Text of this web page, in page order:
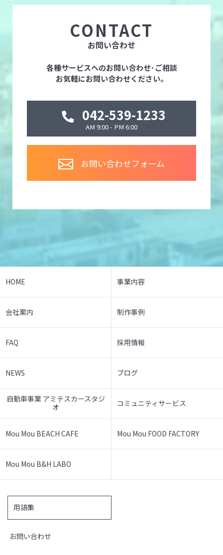
CONTACT
お問い合わせ
各種サービスへのお問い合わせ･ご相談
お気軽にお問い合わせください。
042-539-1233
AM 9:00 - PM 6:00
お問い合わせフォーム
HOME 事業内容
会社案内 制作事例
FAQ 採用情報
NEWS ブログ
自動車事業 アミテスカースタジ
オ
コミュニティサービス
Mou Mou BEACH CAFE Mou Mou FOOD FACTORY
Mou Mou B&H LABO
用語集
お問い合わせ